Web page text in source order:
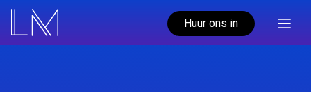
Huur ons in